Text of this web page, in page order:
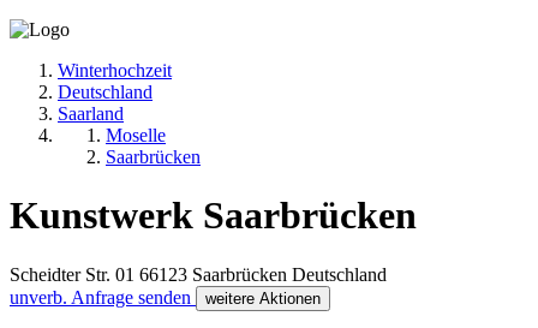
Winterhochzeit
Deutschland
Saarland
Moselle
Saarbrücken
Kunstwerk Saarbrücken
Scheidter Str. 01 66123 Saarbrücken Deutschland
unverb. Anfrage senden
weitere Aktionen